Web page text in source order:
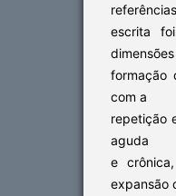
escrita
formação
com a
repetição
aguda
e
expansão